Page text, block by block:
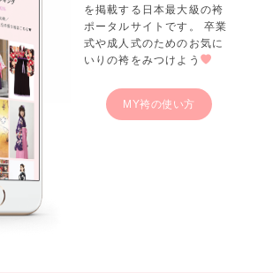
を掲載する日本最大級の袴
ポータルサイトです。 卒業
式や成人式のためのお気に
いりの袴をみつけよう
MY袴の使い方